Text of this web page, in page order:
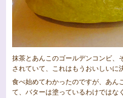
抹茶とあんこのゴールデンコンビ、
されていて、これはもうおいしいに
食べ始めてわかったのですが、あん
て、バターは塗っているわけではな